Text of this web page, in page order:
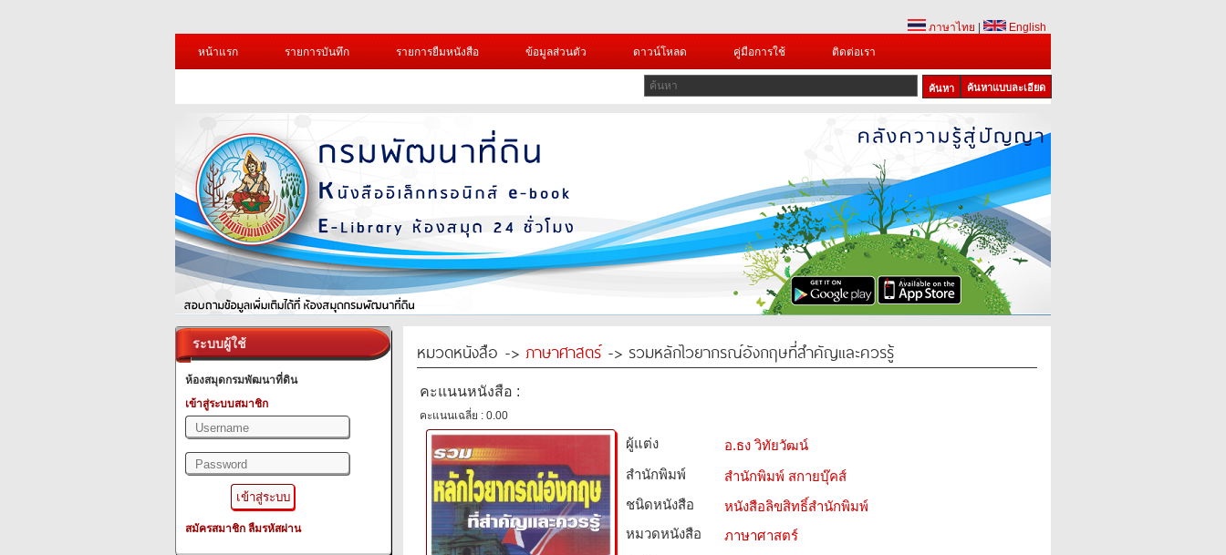
ภาษาไทย
English
หน้าแรก
รายการบันทึก รายการยืมหนังสือ ข้อมูลส่วนตัว ดาวน์โหลด คู่มือการใช้ ติดต่อเรา
ค้นหาแบบละเอียด
1 2 3
ระบบผู้ใช้
ห้องสมุดกรมพัฒนาที่ดิน
เข้าสู่ระบบสมาชิก
สมัครสมาชิก ลืมรหัสผ่าน
หมวดหนังสือ -> ภาษาศาสตร์-> รวมหลักไวยากรณ์อังกฤษที่สำคัญและควรรู้
คะแนนหนังสือ :
คะแนนเฉลี่ย : 0.00
ผู้แต่ง
อ.ธง วิทัยวัฒน์
สำนักพิมพ์
สำนักพิมพ์ สกายบุ๊คส์
ชนิดหนังสือ­
หนังสือลิขสิทธิ์สำนักพิมพ์
หมวดหนังสือ­
ภาษาศาสตร์